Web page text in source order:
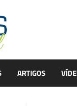
ARTIGOS